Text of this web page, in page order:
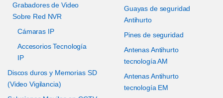
Grabadores de Video
Sobre Red NVR
Cámaras IP
Accesorios Tecnología
IP
Discos duros y Memorias SD
(Video Vigilancia)
Guayas de seguridad
Antihurto
Pines de seguridad
Antenas Antihurto
tecnología AM
Antenas Antihurto
tecnología EM